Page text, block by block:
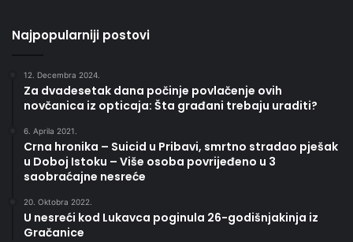
Najpopularniji postovi
12. Decembra 2024.
Za dvadesetak dana počinje povlačenje ovih
novčanica iz opticaja: Šta građani trebaju uraditi?
6. Aprila 2021.
Crna hronika – Suicid u Pribavi, smrtno stradao pješak
u Doboj Istoku – Više osoba povrijeđeno u 3
saobraćajne nesreće
20. Oktobra 2022.
U nesreći kod Lukavca poginula 26-godišnjakinja iz
Gračanice